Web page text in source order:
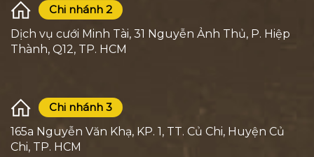
Chi nhánh 2
Dịch vụ cưới Minh Tài, 31 Nguyễn Ảnh Thủ, P. Hiệp
Thành, Q12, TP. HCM
Chi nhánh 3
165a Nguyễn Văn Khạ, KP. 1, TT. Củ Chi, Huyện Củ
Chi, TP. HCM